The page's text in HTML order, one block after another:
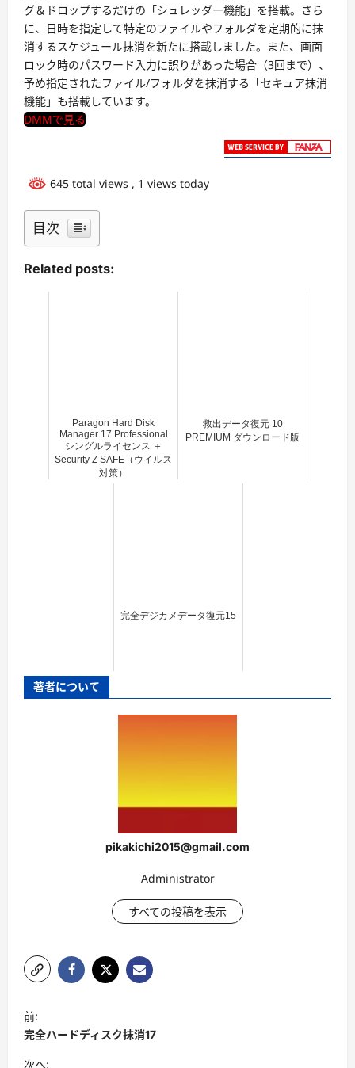
グ＆ドロップするだけの「シュレッダー機能」を搭載。さら
に、日時を指定して特定のファイルやフォルダを定期的に抹
消するスケジュール抹消を新たに搭載しました。また、画面
ロック時のパスワード入力に誤りがあった場合（3回まで）、
予め指定されたファイル/フォルダを抹消する「セキュア抹消
機能」も搭載しています。
DMMで見る
645 total views , 1 views today
目次
Related posts:
Paragon Hard Disk
Manager 17 Professional
シングルライセンス ＋
Security Z SAFE（ウイルス
対策）
救出データ復元 10
PREMIUM ダウンロード版
完全デジカメデータ復元15
著者について
pikakichi2015@gmail.com
Administrator
すべての投稿を表示
投
稿
ナ
前:
完全ハードディスク抹消17
次へ: